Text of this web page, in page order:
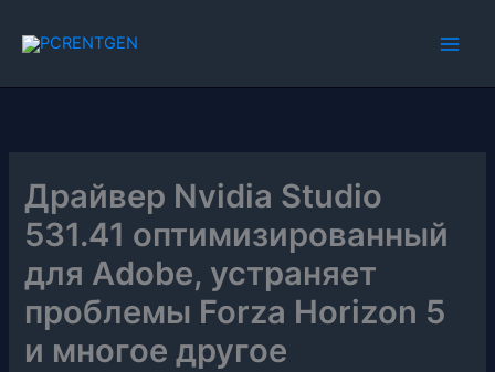
Драйвер Nvidia Studio
531.41 оптимизированный
для Adobe, устраняет
проблемы Forza Horizon 5
и многое другое